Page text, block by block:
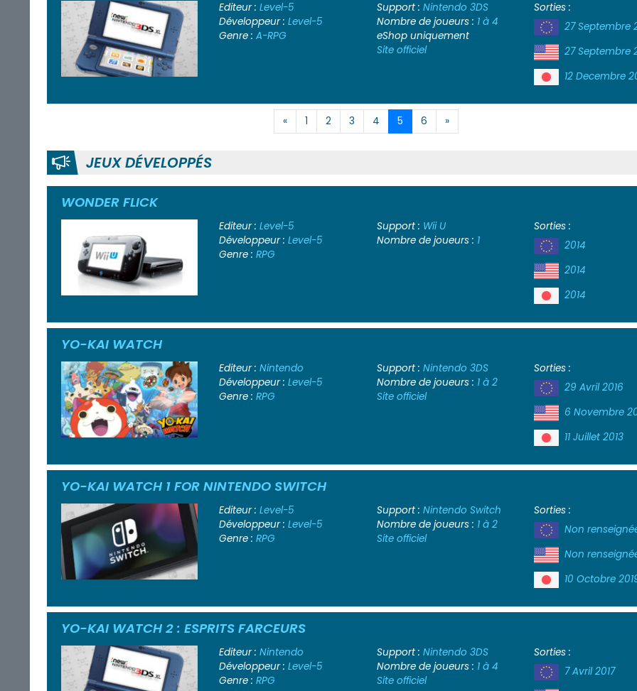
Editeur : Level-5
Développeur : Level-5
Genre : A-RPG
Support : Nintendo 3DS
Nombre de joueurs : 1 à 4
eShop uniquement
Site officiel
Sorties :
27 Septembre
27 Septembre
12 Decembre
« 1 2 3 4 5 6 »
JEUX DÉVELOPPÉS
WONDER FLICK
Editeur : Level-5
Développeur : Level-5
Genre : RPG
Support : Wii U
Nombre de joueurs : 1
Sorties :
2014
2014
2014
YO-KAI WATCH
Editeur : Nintendo
Développeur : Level-5
Genre : RPG
Support : Nintendo 3DS
Nombre de joueurs : 1 à 2
Site officiel
Sorties :
29 Avril 2016
6 Novembre
11 Juillet 2013
YO-KAI WATCH 1 FOR NINTENDO SWITCH
Editeur : Level-5
Développeur : Level-5
Genre : RPG
Support : Nintendo Switch
Nombre de joueurs : 1 à 2
Site officiel
Sorties :
Non
Non
10 Octobre
YO-KAI WATCH 2 : ESPRITS FARCEURS
Editeur : Nintendo
Développeur : Level-5
Genre : RPG
Support : Nintendo 3DS
Nombre de joueurs : 1 à 4
Site officiel
Sorties :
7 Avril 2017